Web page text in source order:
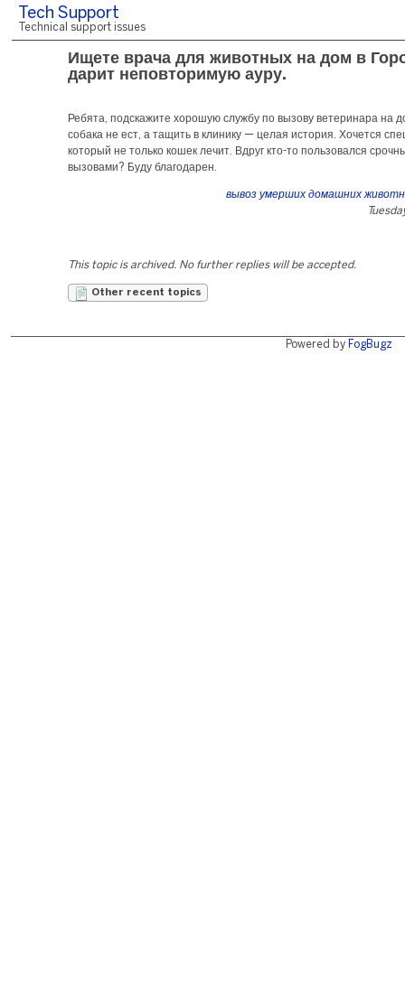
Tech Support
Technical support issues
Ищете врача для животных на дом в
дарит неповторимую ауру.
Ребята, подскажите хорошую службу по вызову ветеринара на
собака не ест, а тащить в клинику — целая история. Хочется
который не только кошек лечит. Вдруг кто-то пользовался
вызовами? Буду благодарен.
вывоз умерших домашних
This topic is archived. No further replies will be accepted.
Other recent topics
Powered by FogBugz